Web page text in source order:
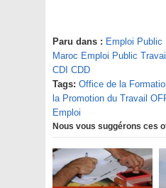
Paru dans : Emploi Public
Maroc Emploi Public
CDI CDD
Tags: Office de la
la Promotion du Travail
Emploi
Nous vous suggérons ces